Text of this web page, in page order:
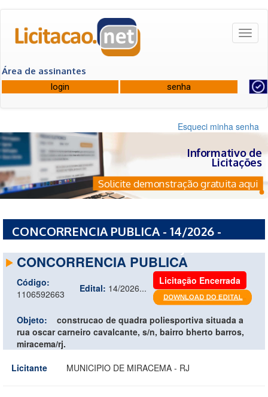
Área de assinantes
Esqueci minha senha
Informativo de
Licitações
Solicite demonstração gratuita aqui
CONCORRENCIA PUBLICA - 14/2026 -
CONCORRENCIA PUBLICA
Código:
1106592663
Edital: 14/2026...
Licitação Encerrada
Objeto:
construcao de quadra poliesportiva situada a
rua oscar carneiro cavalcante, s/n, bairro bherto barros,
miracema/rj.
Licitante
MUNICIPIO DE MIRACEMA - RJ